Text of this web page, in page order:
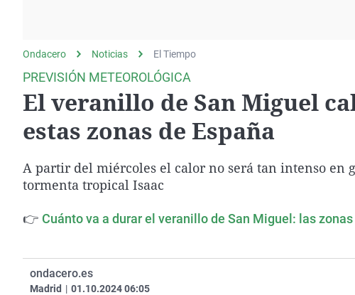
Como el perro y elEquipo de investigación
Operación Viuda
Negra
País Vasco
Ondacero Noticias El Tiempo
PREVISIÓN METEOROLÓGICA
El veranillo de San Miguel
estas zonas de España
A partir del miércoles el calor no será tan intenso en
tormenta tropical Isaac
👉 Cuánto va a durar el veranillo de San Miguel: las
ondacero.es
Madrid | 01.10.2024 06:05